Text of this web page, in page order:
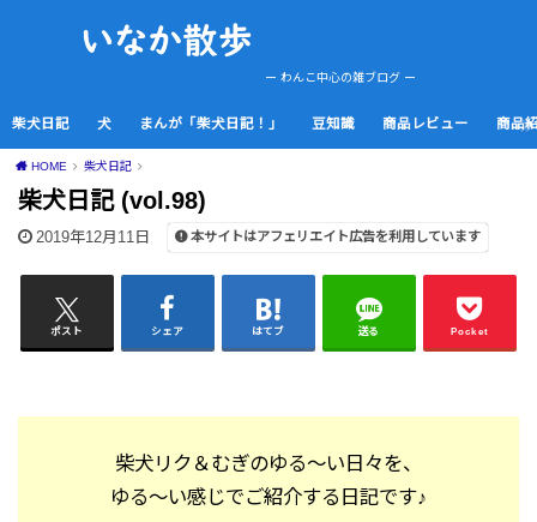
ー わんこ中心の雑ブログ ー
柴犬日記 犬 まんが「柴犬日記！」 豆知識 商品レビュー 商品
HOME 柴犬日記
柴犬日記 (vol.98)
2019年12月11日 本サイトはアフェリエイト広告を利用しています
ポスト シェア はてブ 送る Pocket
柴犬リク＆むぎのゆる～い日々を、
ゆる～い感じでご紹介する日記です♪